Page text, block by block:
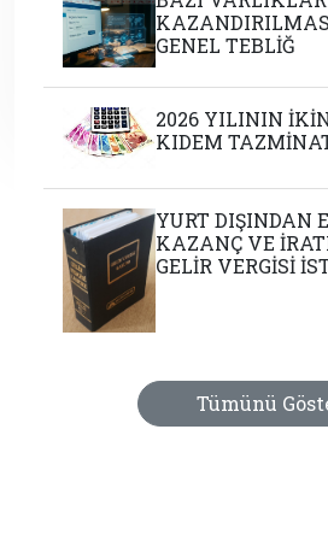
GENEL TEBLİĞ
2026 YILININ
KIDEM
YURT DIŞINDAN
KAZANÇ VE
GELİR VERGİSİ
Tümünü